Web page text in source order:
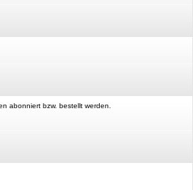
abonniert bzw. bestellt werden.